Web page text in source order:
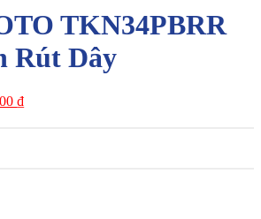
TKN34PBRR
Rút Dây
₫Giá